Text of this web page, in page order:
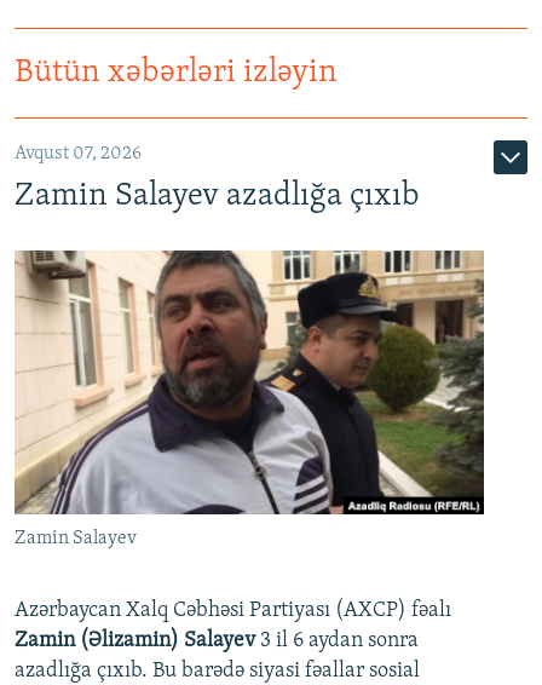
Bütün xəbərləri izləyin
Avqust 07, 2026
Zamin Salayev azadlığa çıxıb
Zamin Salayev
Azərbaycan Xalq Cəbhəsi Partiyası (AXCP) fəalı
Zamin (Əlizamin) Salayev 3 il 6 aydan sonra
azadlığa çıxıb. Bu barədə siyasi fəallar sosial